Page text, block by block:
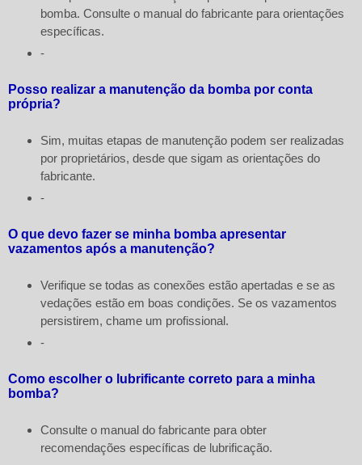
bomba. Consulte o manual do fabricante para orientações
específicas.
-
Posso realizar a manutenção da bomba por conta
própria?
Sim, muitas etapas de manutenção podem ser realizadas
por proprietários, desde que sigam as orientações do
fabricante.
-
O que devo fazer se minha bomba apresentar
vazamentos após a manutenção?
Verifique se todas as conexões estão apertadas e se as
vedações estão em boas condições. Se os vazamentos
persistirem, chame um profissional.
-
Como escolher o lubrificante correto para a minha
bomba?
Consulte o manual do fabricante para obter
recomendações específicas de lubrificação.